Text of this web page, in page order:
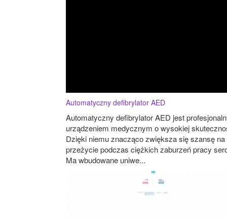
Automatyczny defibrylator AED
Automatyczny defibrylator AED jest
urządzeniem medycznym o wysokiej
Dzięki niemu znacząco zwiększa się szansę na
przeżycie podczas ciężkich zaburzeń pracy
Ma wbudowane uniwe...